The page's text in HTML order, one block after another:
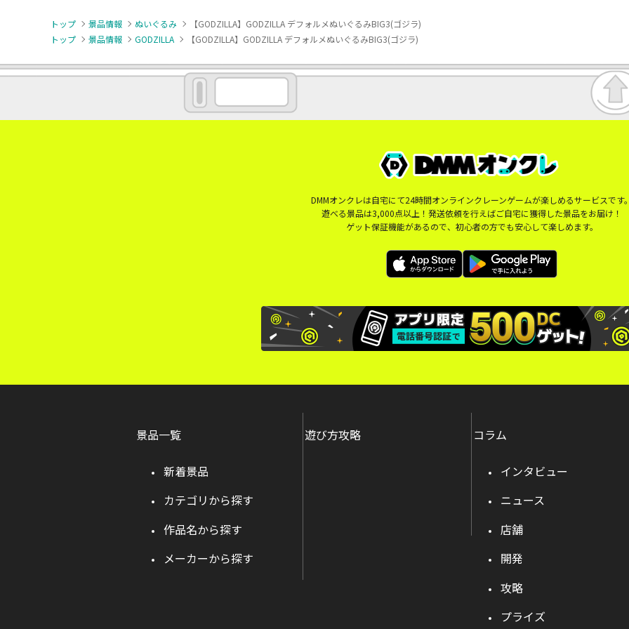
トップ 景品情報 ぬいぐるみ
【GODZILLA】GODZILLA デフォルメぬいぐるみBIG3(ゴジラ)
トップ
景品情報 GODZILLA 【GODZILLA】GODZILLA デフォルメぬいぐるみBIG3(ゴジラ)
DMMオンクレは自宅にて24時間オンラインクレーンゲームが楽しめるサービスです
遊べる景品は3,000点以上！発送依頼を行えばご自宅に獲得した景品をお届け！
ゲット保証機能があるので、初心者の方でも安心して楽しめます。
景品一覧
新着景品
カテゴリから探す
作品名から探す
メーカーから探す
遊び方攻略 コラム
インタビュー
ニュース
店舗
開発
攻略
プライズ